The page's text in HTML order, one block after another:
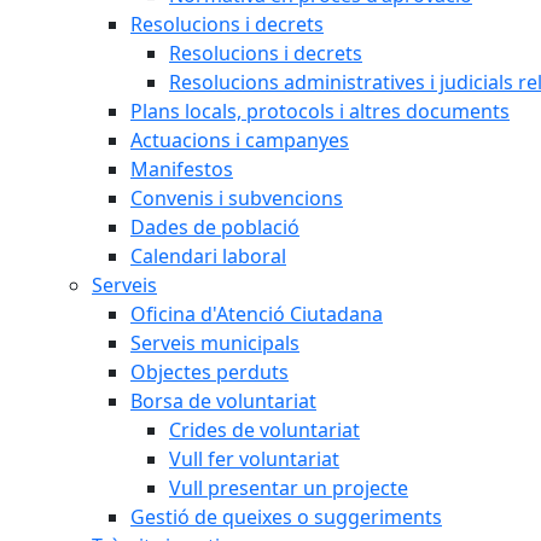
Resolucions i decrets
Resolucions i decrets
Resolucions administratives i judicials
Plans locals, protocols i altres documents
Actuacions i campanyes
Manifestos
Convenis i subvencions
Dades de població
Calendari laboral
Serveis
Oficina d'Atenció Ciutadana
Serveis municipals
Objectes perduts
Borsa de voluntariat
Crides de voluntariat
Vull fer voluntariat
Vull presentar un projecte
Gestió de queixes o suggeriments